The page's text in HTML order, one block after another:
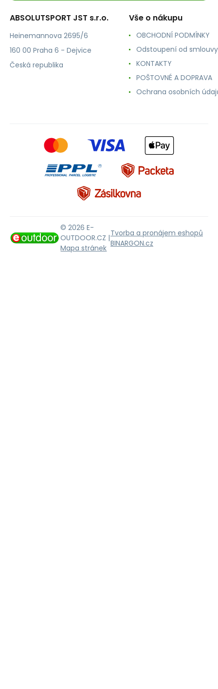
ABSOLUTSPORT JST s.r.o.
Heinemannova 2695/6
160 00 Praha 6 - Dejvice
Česká republika
Vše o nákupu
OBCHODNÍ PODMÍNKY
Odstoupení od smlouvy
KONTAKTY
POŠTOVNÉ A DOPRAVA
Ochrana osobních
© 2026 E-
OUTDOOR.CZ |
Mapa stránek
Tvorba a pronájem eshopů
BINARGON.cz